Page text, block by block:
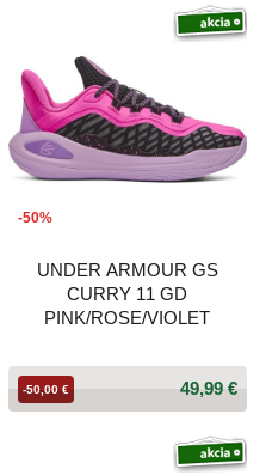
-50%
UNDER ARMOUR GS
CURRY 11 GD
PINK/ROSE/VIOLET
49,99 €
-50,00 €